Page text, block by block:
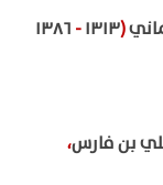
(١٣١٣- ١٣٨٦
بن فارس،